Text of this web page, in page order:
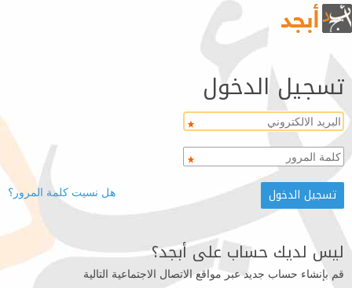
تسجيل الدخول
هل نسيت كلمة المرور؟
ليس لديك حساب على أبجد؟
قم بإنشاء حساب جديد عبر مواقع الاتصال الاجتماعية التالية